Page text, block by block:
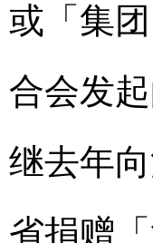
或「集
合会发
继去年
省捐赠